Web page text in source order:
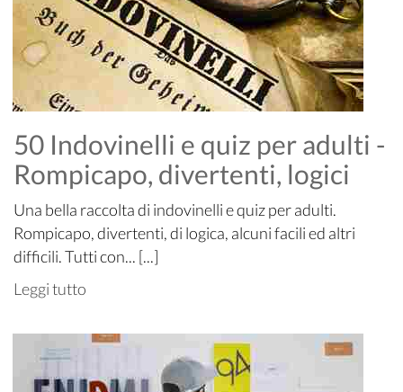
50 Indovinelli e quiz per adulti -
Rompicapo, divertenti, logici
Una bella raccolta di indovinelli e quiz per adulti.
Rompicapo, divertenti, di logica, alcuni facili ed altri
difficili. Tutti con... [...]
Leggi tutto